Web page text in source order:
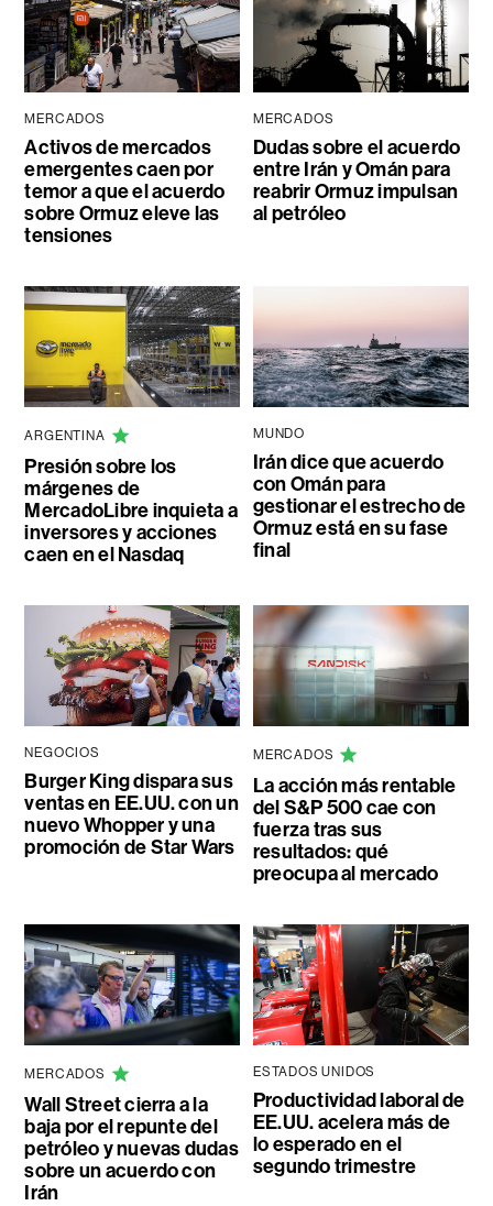
MERCADOS
Activos de mercados
emergentes caen por
temor a que el acuerdo
sobre Ormuz eleve las
tensiones
MERCADOS
Dudas sobre el acuerdo
entre Irán y Omán para
reabrir Ormuz impulsan
al petróleo
ARGENTINA
Presión sobre los
márgenes de
MercadoLibre inquieta a
inversores y acciones
caen en el Nasdaq
MUNDO
Irán dice que acuerdo
con Omán para
gestionar el estrecho de
Ormuz está en su fase
final
NEGOCIOS
Burger King dispara sus
ventas en EE.UU. con un
nuevo Whopper y una
promoción de Star Wars
MERCADOS
La acción más rentable
del S&P 500 cae con
fuerza tras sus
resultados: qué
preocupa al mercado
MERCADOS
Wall Street cierra a la
baja por el repunte del
petróleo y nuevas dudas
sobre un acuerdo con
Irán
ESTADOS UNIDOS
Productividad laboral de
EE.UU. acelera más de
lo esperado en el
segundo trimestre